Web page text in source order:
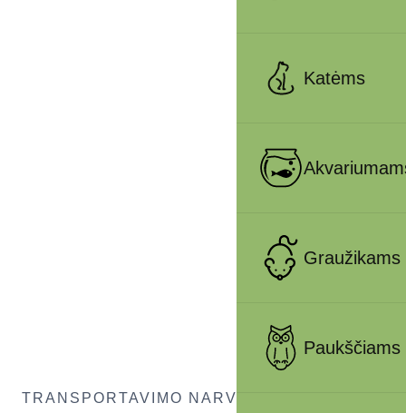
Katėms
Graužikams
Paukščiams
TRANSPORTAVIMO NARVAI ŠUNIMS